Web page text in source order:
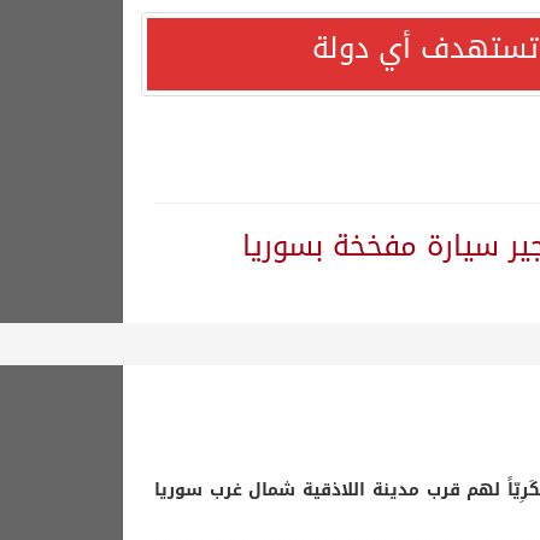
تستهدف أي دولة
سيارة مفخخة بسوريا
لهم قرب مدينة اللاذقية شمال غرب سوريا